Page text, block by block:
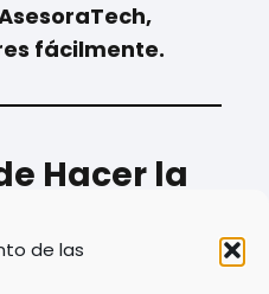
de las
fácilmente.
Hacer la